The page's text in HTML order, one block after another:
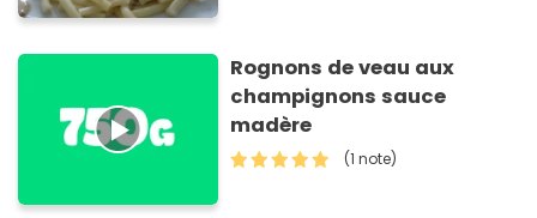
Rognons de veau aux
champignons sauce
madère
(1 note)